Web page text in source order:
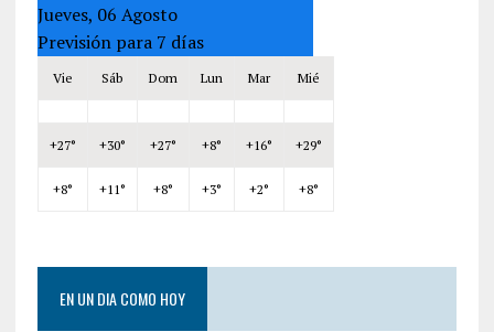
Jueves, 06 Agosto
Previsión para 7 días
Vie Sáb Dom Lun Mar Mié
+27° +30° +27° +8° +16° +29°
+8° +11° +8° +3° +2° +8°
EN UN DIA COMO HOY